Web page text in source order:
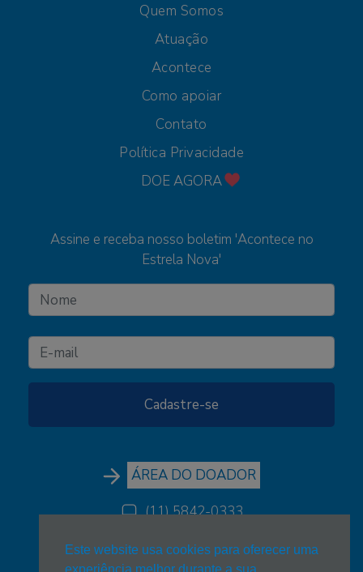
Quem Somos
Atuação
Acontece
Como apoiar
Contato
Política Privacidade
DOE AGORA
Assine e receba nosso boletim 'Acontece no
Estrela Nova'
ÁREA DO DOADOR
(11) 5842-0333
(11) 5842-0333
Este website usa cookies para oferecer uma